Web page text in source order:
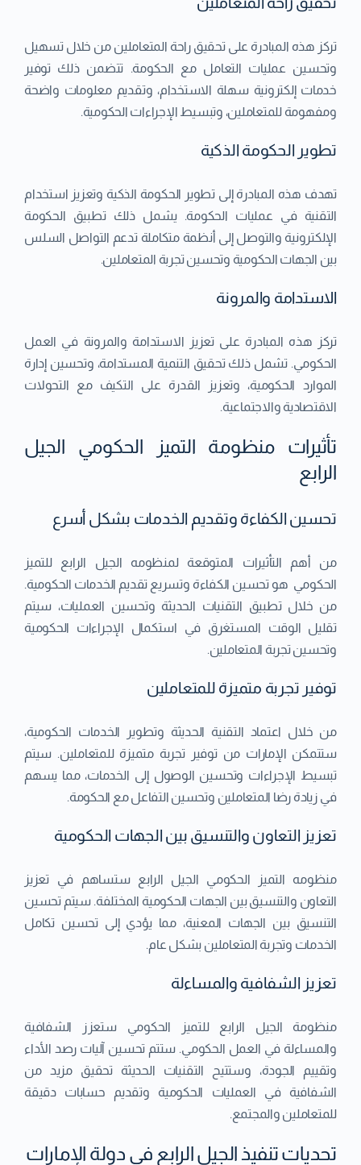
تركز هذه المبادرة على تحقيق راحة المتعاملين من خلال تسهيل
وتحسين عمليات التعامل مع الحكومة. تتضمن ذلك توفير
خدمات إلكترونية سهلة الاستخدام، وتقديم معلومات واضحة
ومفهومة للمتعاملين، وتبسيط الإجراءات الحكومية.
تطوير الحكومة الذكية
تهدف هذه المبادرة إلى تطوير الحكومة الذكية وتعزيز استخدام
التقنية في عمليات الحكومة. يشمل ذلك تطبيق الحكومة
الإلكترونية والتوصل إلى أنظمة متكاملة تدعم التواصل السلس
بين الجهات الحكومية وتحسين تجربة المتعاملين.
الاستدامة والمرونة
تركز هذه المبادرة على تعزيز الاستدامة والمرونة في العمل
الحكومي. تشمل ذلك تحقيق التنمية المستدامة، وتحسين إدارة
الموارد الحكومية، وتعزيز القدرة على التكيف مع التحولات
الاقتصادية والاجتماعية.
تأثيرات منظومة التميز الحكومي الجيل
الرابع
تحسين الكفاءة وتقديم الخدمات بشكل أسرع
من أهم التأثيرات المتوقعة لمنظومه الجيل الرابع للتميز
الحكومي هو تحسين الكفاءة وتسريع تقديم الخدمات الحكومية.
من خلال تطبيق التقنيات الحديثة وتحسين العمليات، سيتم
تقليل الوقت المستغرق في استكمال الإجراءات الحكومية
وتحسين تجربة المتعاملين.
توفير تجربة متميزة للمتعاملين
من خلال اعتماد التقنية الحديثة وتطوير الخدمات الحكومية،
ستتمكن الإمارات من توفير تجربة متميزة للمتعاملين. سيتم
تبسيط الإجراءات وتحسين الوصول إلى الخدمات، مما يسهم
في زيادة رضا المتعاملين وتحسين التفاعل مع الحكومة.
تعزيز التعاون والتنسيق بين الجهات الحكومية
منظومه التميز الحكومي الجيل الرابع ستساهم في تعزيز
التعاون والتنسيق بين الجهات الحكومية المختلفة. سيتم تحسين
التنسيق بين الجهات المعنية، مما يؤدي إلى تحسين تكامل
الخدمات وتجربة المتعاملين بشكل عام.
تعزيز الشفافية والمساءلة
منظومة الجيل الرابع للتميز الحكومي ستعزز الشفافية
والمساءلة في العمل الحكومي. ستتم تحسين آليات رصد الأداء
وتقييم الجودة، وستتيح التقنيات الحديثة تحقيق مزيد من
الشفافية في العمليات الحكومية وتقديم حسابات دقيقة
للمتعاملين والمجتمع.
تحديات تنفيذ الجيل الرابع في دولة الإمارات